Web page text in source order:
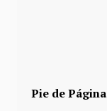
Pie de Página